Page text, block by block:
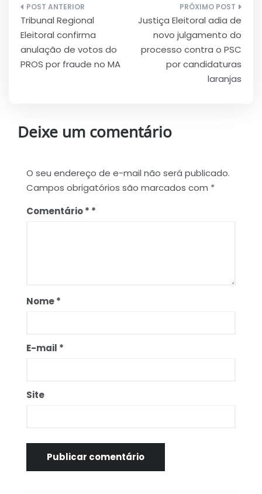
Navegação
de
Post
Tribunal Regional
Eleitoral confirma
anulação de votos do
PROS por fraude no MA
Justiça Eleitoral adia de
novo julgamento do
processo contra o PSC
por candidaturas
laranjas
Deixe um comentário
O seu endereço de e-mail não será publicado.
Campos obrigatórios são marcados com *
Comentário*
Nome*
E-mail *
Site